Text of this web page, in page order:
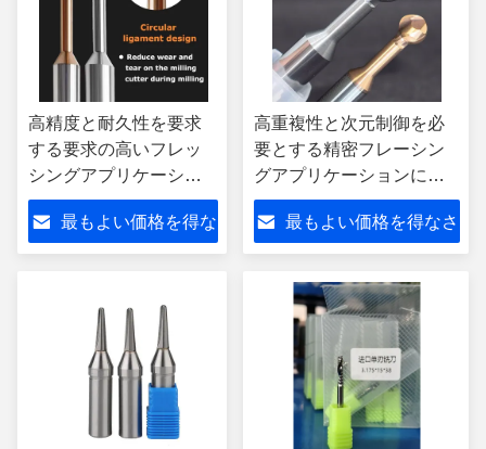
高精度と耐久性を要求
する要求の高いフレッ
シングアプリケーショ
ンに適したスパール精
密炭化物フレッシング
ツール
最もよい価格を得な
高重複性と次元制御を必
要とする精密フレーシン
グアプリケーションに最
適化されたスパールカー
ビッドフレーシングツー
ル
最もよい価格を得なさ